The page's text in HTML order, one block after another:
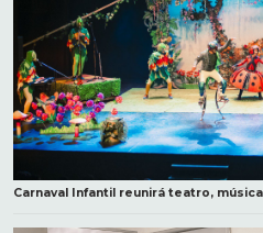
Carnaval Infantil reunirá teatro,